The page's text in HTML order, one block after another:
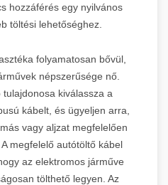
hozzáférés egy nyilvános
töltési lehetőséghez.
folyamatosan bővül,
népszerűsége nő.
kiválassza a
kábelt, és ügyeljen arra,
vagy aljzat megfelelően
megfelelő autótöltő kábel
az elektromos járműve
tölthető legyen. Az